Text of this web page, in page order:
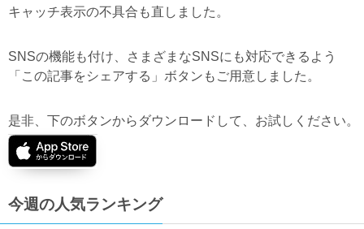
キャッチ表示の不具合も直しました。
SNSの機能も付け、さまざまなSNSにも対応できるよう
「この記事をシェアする」ボタンもご用意しました。
是非、下のボタンからダウンロードして、お試しください。
今週の人気ランキング